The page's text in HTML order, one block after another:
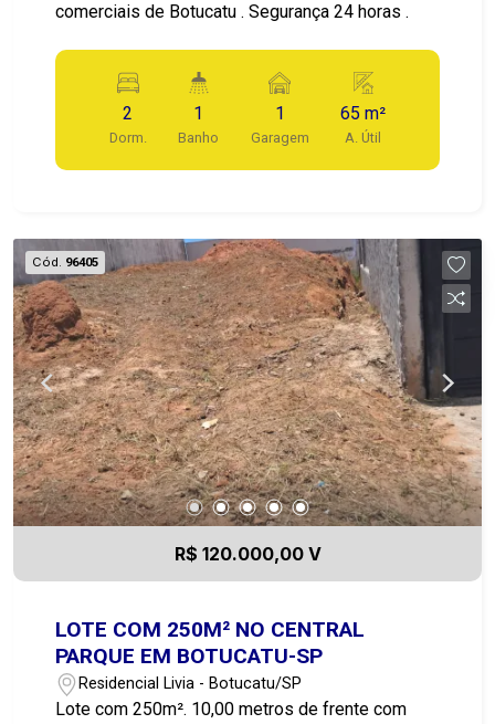
comerciais de Botucatu . Segurança 24 horas .
2
Dorm.
1
Banho
1
Garagem
65 m²
A. Útil
Cód. 96405
R$ 120.000,00 V
LOTE COM 250M² NO CENTRAL
PARQUE EM BOTUCATU-SP
Residencial Livia - Botucatu/SP
Lote com 250m². 10,00 metros de frente com